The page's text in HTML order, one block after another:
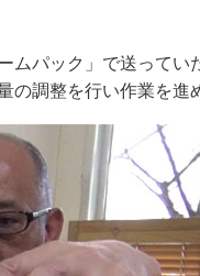
ムパック」で送ってい
の調整を行い作業を進